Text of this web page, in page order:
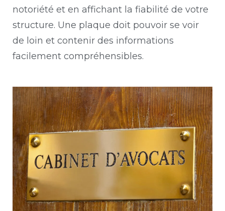
notoriété et en affichant la fiabilité de votre
structure. Une plaque doit pouvoir se voir
de loin et contenir des informations
facilement compréhensibles.